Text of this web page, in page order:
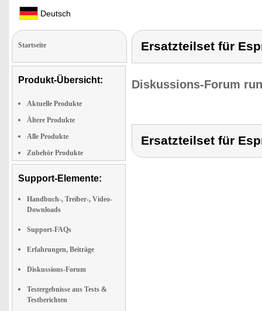
Deutsch
Startseite
Produkt-Übersicht:
Aktuelle Produkte
Ältere Produkte
Alle Produkte
Zubehör Produkte
Support-Elemente:
Handbuch-, Treiber-, Video-
Downloads
Support-FAQs
Erfahrungen, Beiträge
Diskussions-Forum
Testergebnisse aus Tests &
Testberichten
Ersatzteilset für
Diskussions-Forum
Ersatzteilset für